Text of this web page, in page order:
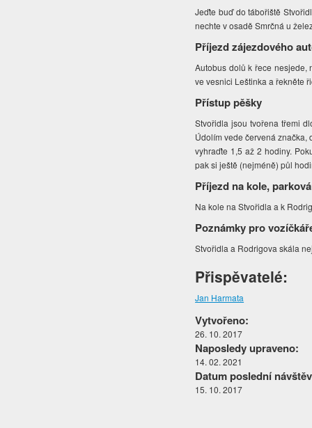
Jeďte buď do tábořiště
nechte v osadě Smrčná u
Příjezd zájezdového
Autobus dolů k řece nesjede,
ve vesnici Leštinka a řekněte
Přístup pěšky
Stvořidla jsou tvořena třemi
Údolím vede červená
vyhraďte 1,5 až 2 hodiny.
pak si ještě (nejméně) půl
Příjezd na kole,
Na kole na Stvořidla a k
Poznámky pro
Stvořidla a Rodrigova skála
Přispěvatelé:
Jan Harmata
Vytvořeno:
26. 10. 2017
Naposledy upraveno:
14. 02. 2021
Datum poslední
15. 10. 2017